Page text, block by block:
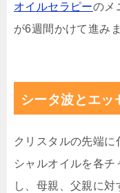
オイルセラピーのメ
が6週間かけて進みま
シータ波とエッ
クリスタルの先端
シャルオイルを各
し、母親、父親に対